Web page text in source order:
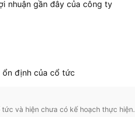
nhuận gần đây của công ty
định của cổ tức
và hiện chưa có kế hoạch thực hiện.